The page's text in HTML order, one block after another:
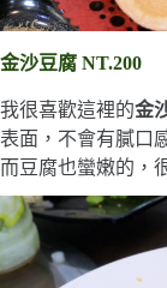
金沙豆腐 NT.200
我很喜歡這裡的金
表面，不會有膩口
而豆腐也蠻嫩的，